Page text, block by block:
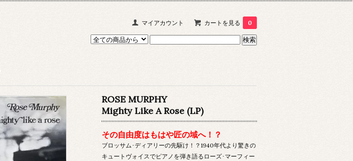
マイアカウント カートを見る 0
ROSE MURPHY
Mighty Like A Rose (LP)
その自由度はもはや匠の域へ！？
ブロッサム･ディアリーの先駆け！？1940年代より驚きの
キュートヴォイスでピアノを弾き語るローズ･マーフィー